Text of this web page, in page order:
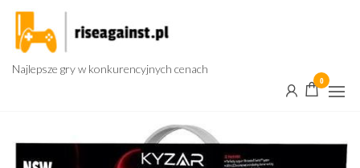
Przejdź
treści
Najlepsze gry w konkurencyjnych cenach
0